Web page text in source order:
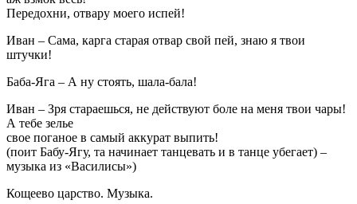
Передохни, отвару моего испей!
Иван – Сама, карга старая отвар свой пей, знаю я твои
штучки!
Баба-Яга – А ну стоять, шала-бала!
Иван – Зря стараешься, не действуют боле на меня твои чары!
А тебе зелье
свое поганое в самый аккурат выпить!
(поит Бабу-Ягу, та начинает танцевать и в танце убегает) –
музыка из «Василисы»)
Кощеево царство. Музыка.